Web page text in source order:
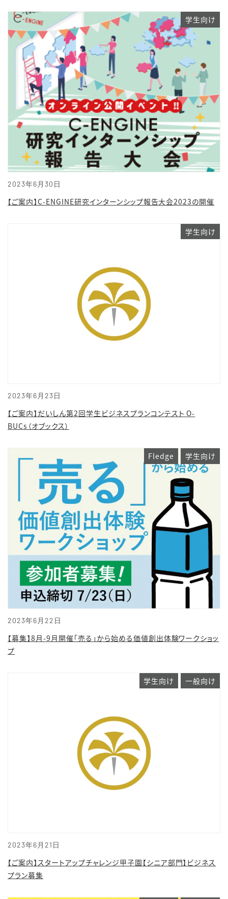
2023年6月30日
学生向け
【ご案内】C-ENGINE研究インターンシップ報告大会2023の開催
2023年6月23日
学生向け
【ご案内】だいしん第2回学生ビジネスプランコンテスト O-
BUCs（オブックス）
2023年6月22日
Fledge 学生向け
【募集】8月-9月開催「売る」から始める価値創出体験ワークショッ
プ
2023年6月21日
学生向け 一般向け
【ご案内】スタートアップチャレンジ甲子園【シニア部門】ビジネス
プラン募集